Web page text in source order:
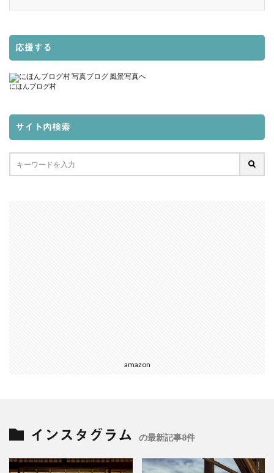
応援する
にほんブログ村
サイト内検索
amazon
インスタグラム の最新記事8件